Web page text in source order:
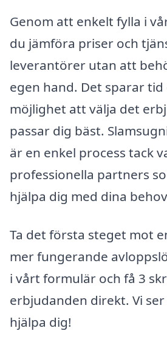
Genom att enkelt fylla i
du jämföra priser och
leverantörer utan att
egen hand. Det sparar tid
möjlighet att välja det
passar dig bäst.
är en enkel process tack
professionella partners
hjälpa dig med dina
Ta det första steget mot
mer fungerande
i vårt formulär och få 3
erbjudanden direkt. Vi
hjälpa dig!